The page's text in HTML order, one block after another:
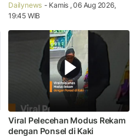
Dailynews - Kamis , 06 Aug 2026,
19:45 WIB
Viral Pelecehan Modus Rekam
dengan Ponsel di Kaki